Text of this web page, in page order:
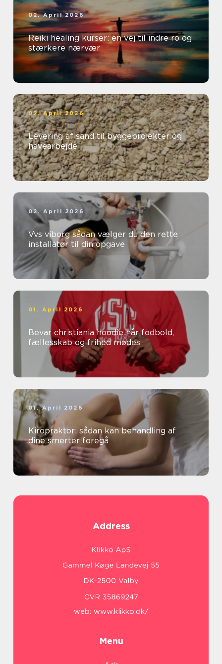
02. April 2026
Reiki healing kurser: en vej til indre ro og
stærkere nærvær
02. April 2026
Levering af sand til byggeprojekter og
havearbejde
02. April 2026
Vvs viborg sådan vælger du den rette
installatør til din opgave
01. April 2026
Bevar christiania hoodie når fodbold,
fællesskab og frihed mødes
01. April 2026
Kiropraktor: sådan kan behandling af
dine smerter foregå
Address
web: www.klikko.dk/
Menu